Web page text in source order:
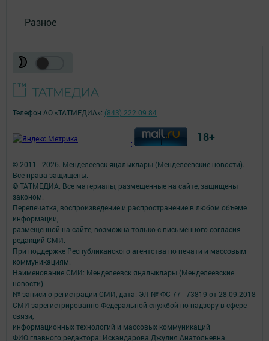
Разное
© 2011 - 2026. Менделеевск яӊалыклары (Менделеевские новости).
Все права защищены.
© ТАТМЕДИА. Все материалы, размещенные на сайте, защищены
законом.
Перепечатка, воспроизведение и распространение в любом объеме
информации,
размещенной на сайте, возможна только с письменного согласия
редакций СМИ.
При поддержке Республиканского агентства по печати и массовым
коммуникациям.
Наименование СМИ: Менделеевск яӊалыклары (Менделеевские
новости)
№ записи о регистрации СМИ, дата: ЭЛ № ФС 77 - 73819 от 28.09.2018
СМИ зарегистрированно Федеральной службой по надзору в сфере
связи,
информационных технологий и массовых коммуникаций
ФИО главного редактора: Искандарова Джулия Анатольевна
Телефон АО «ТАТМЕДИА»: (843) 222 09 84
; 18+